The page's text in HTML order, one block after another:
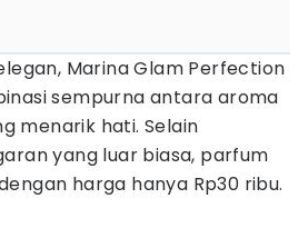
Marina Glam Perfection
sempurna antara aroma
menarik hati. Selain
yang luar biasa, parfum
harga hanya Rp30 ribu.